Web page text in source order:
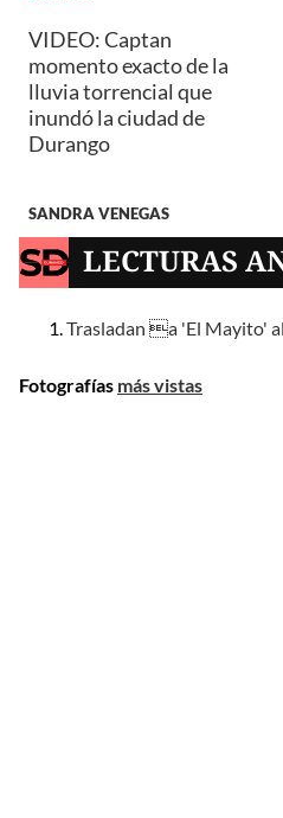
VIDEO: Captan
momento exacto de la
lluvia torrencial que
inundó la ciudad de
Durango
SANDRA VENEGAS
LECTURAS
Trasladan a 'El Mayito'
Fotografías más vistas